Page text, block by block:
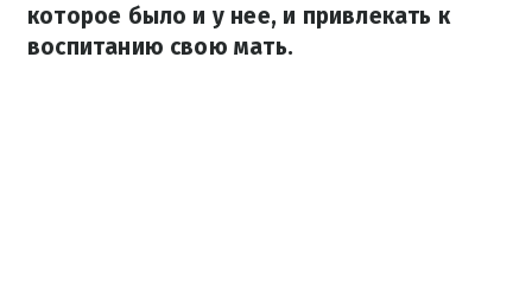
которое было и у нее, и привлекать к
воспитанию свою мать.